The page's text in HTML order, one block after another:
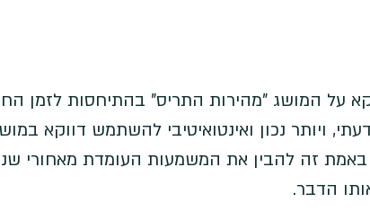
על המושג "מהירות התריס" בהתיחסות לזמן
ויותר נכון ואינטואיטיבי להשתמש דווקא
זה להבין את המשמעות העומדת מאחורי
הדבר.